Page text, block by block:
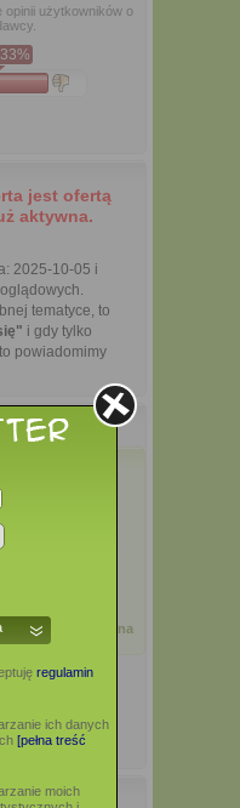
opinii użytkowników o
33%
jest ofertą
aktywna.
2025-10-05 i
tematyce, to
i gdy tylko
powiadomimy
Oferta archiwalna
regulamin
ich danych
[pełna treść
moich